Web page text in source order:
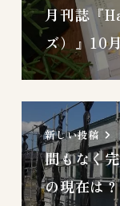
月刊誌『
ズ）』10
新しい投稿
間もなく
の現在は